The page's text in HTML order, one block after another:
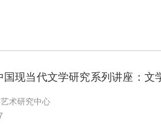
现当代文学研究系列讲座：文
术研究中心